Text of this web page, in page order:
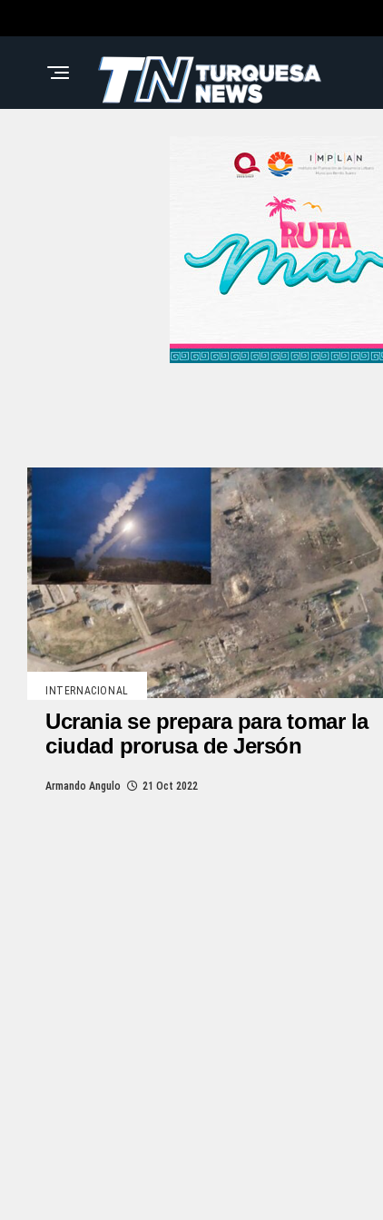
INTERNACIONAL
Ucrania se prepara para tomar la
ciudad prorusa de Jersón
Armando Angulo 21 Oct 2022